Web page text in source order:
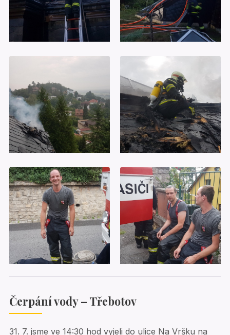
Čerpání vody – Třebotov
31. 7. jsme ve 14:30 hod vyjeli do ulice Na Vršku na